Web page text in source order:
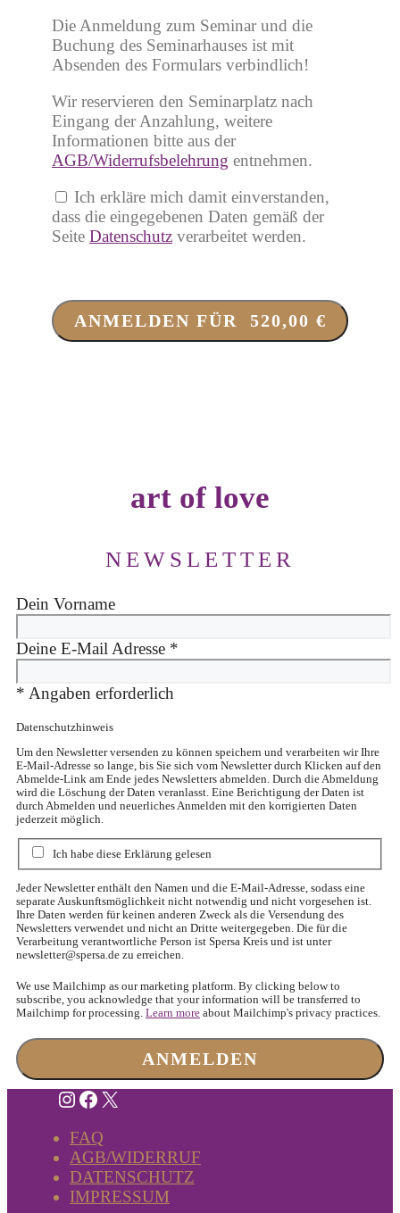
Die Anmeldung zum Seminar und die
Buchung des Seminarhauses ist mit
Absenden des Formulars verbindlich!
Wir reservieren den Seminarplatz nach
Eingang der Anzahlung, weitere
Informationen bitte aus der
AGB/Widerrufsbelehrung entnehmen.
Ich erkläre mich damit einverstanden,
dass die eingegebenen Daten gemäß der
Seite Datenschutz verarbeitet werden.
art of love
NEWSLETTER
Dein Vorname
Deine E-Mail Adresse *
* Angaben erforderlich
Datenschutzhinweis
Um den Newsletter versenden zu können speichern und verarbeiten wir Ihre
E-Mail-Adresse so lange, bis Sie sich vom Newsletter durch Klicken auf den
Abmelde-Link am Ende jedes Newsletters abmelden. Durch die Abmeldung
wird die Löschung der Daten veranlasst. Eine Berichtigung der Daten ist
durch Abmelden und neuerliches Anmelden mit den korrigierten Daten
jederzeit möglich.
Ich habe diese Erklärung gelesen
Jeder Newsletter enthält den Namen und die E-Mail-Adresse, sodass eine
separate Auskunftsmöglichkeit nicht notwendig und nicht vorgesehen ist.
Ihre Daten werden für keinen anderen Zweck als die Versendung des
Newsletters verwendet und nicht an Dritte weitergegeben. Die für die
Verarbeitung verantwortliche Person ist Spersa Kreis und ist unter
newsletter@spersa.de zu erreichen.
We use Mailchimp as our marketing platform. By clicking below to
subscribe, you acknowledge that your information will be transferred to
Mailchimp for processing. Learn more about Mailchimp's privacy practices.
Instagram
Facebook
X
FAQ
AGB/WIDERRUF
DATENSCHUTZ
IMPRESSUM